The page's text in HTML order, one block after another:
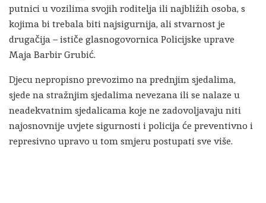
putnici u vozilima svojih roditelja ili najbližih osoba, s
kojima bi trebala biti najsigurnija, ali stvarnost je
drugačija – ističe glasnogovornica Policijske uprave
Maja Barbir Grubić.
Djecu nepropisno prevozimo na prednjim sjedalima,
sjede na stražnjim sjedalima nevezana ili se nalaze u
neadekvatnim sjedalicama koje ne zadovoljavaju niti
najosnovnije uvjete sigurnosti i policija će preventivno i
represivno upravo u tom smjeru postupati sve više.